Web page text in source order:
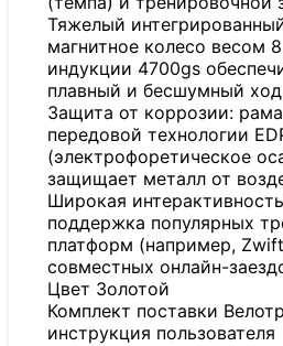
Тяжелый
магнитное колесо весом
индукции 4700gs
плавный и бесшумный
Защита от коррозии:
передовой технологии
(электрофоретическое
защищает металл от
Широкая
поддержка популярных
платформ (например,
совместных онлайн-
Цвет Золотой
Комплект поставки
инструкция пользователя